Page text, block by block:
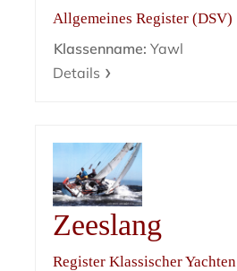
Allgemeines Register (DSV)
Klassenname: Yawl
Details
Zeeslang
Register Klassischer Yachten